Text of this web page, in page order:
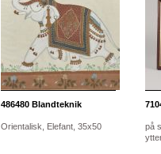
486480 Blandteknik
Orientalisk, Elefant, 35x50
på